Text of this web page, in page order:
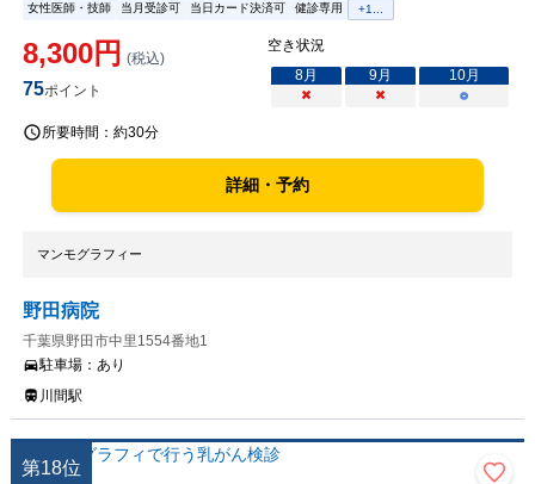
女性医師・技師 当月受診可 当日カード決済可 健診専用 +1...
8,300円 (税込)
75ポイント
空き状況
8月 9月 10月
×
× ○
所要時間： 約30分
詳細・予約
マンモグラフィー
野田病院
千葉県野田市中里1554番地1
駐車場： あり
川間駅
第18位